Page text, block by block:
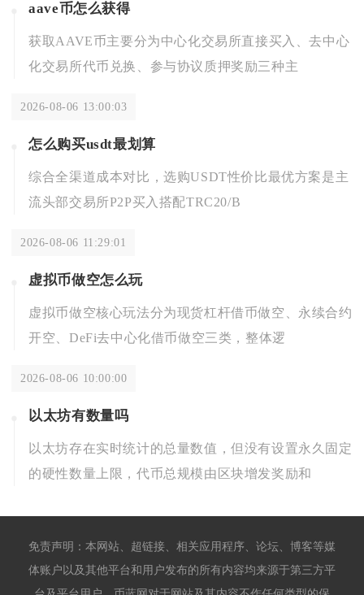
aave币怎么获得
获取AAVE币主要分为中心化交易所直接买入、去中心
化交易所代币兑换、参与协议质押奖励三种主
2026-08-06 13:00:03
怎么购买usdt最划算
综合全渠道成本对比，选购USDT性价比最优方案是主
流头部交易所P2P买入搭配TRC20/B
2026-08-06 11:29:01
虚拟币做空怎么玩
虚拟币做空核心玩法分为现货杠杆借币做空、永续合约
开空、DeFi去中心化借币做空三类，整体逻
2026-08-06 10:00:00
以太坊有数量吗
以太坊存在实时统计的总量数值，但没有设置永久固定
的硬性数量上限，代币总规模由区块增发奖励和
免责声明：本网站、超链接、相关应用程序、论坛、博客等媒
体账户以及其他平台和用户发布的所有内容均来源于第三方平